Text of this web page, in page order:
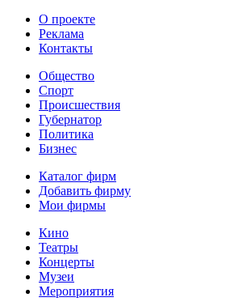
О проекте
Реклама
Контакты
Общество
Спорт
Происшествия
Губернатор
Политика
Бизнес
Каталог фирм
Добавить фирму
Мои фирмы
Кино
Театры
Концерты
Музеи
Мероприятия